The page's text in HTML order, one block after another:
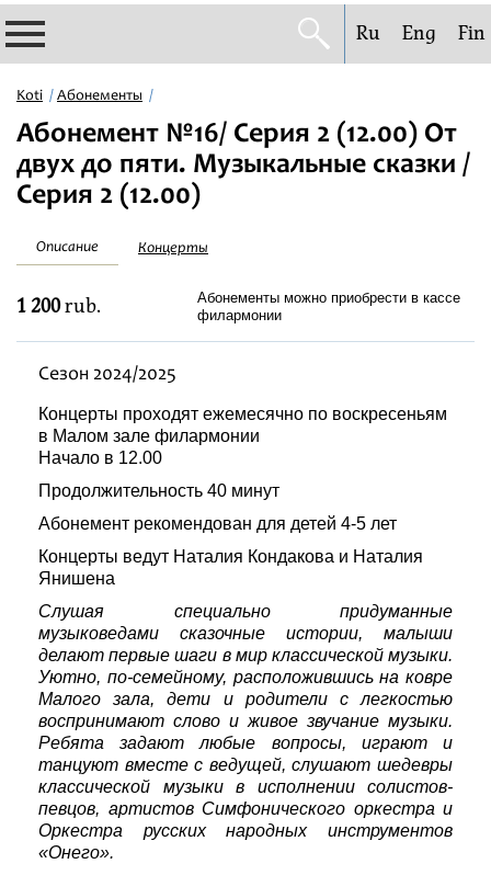
Filharmonia
Konserttikalenteri
Festivaalit
Ru Eng Fin
Koti Абонементы
Абонемент №16/ Серия 2 (12.00) От
двух до пяти. Музыкальные сказки /
Серия 2 (12.00)
Описание Концерты
1 200rub.
Абонементы можно приобрести в кассе
филармонии
Сезон 2024/2025
Концерты проходят ежемесячно по воскресеньям
в Малом зале филармонии
Начало в 12.00
Продолжительность 40 минут
Абонемент рекомендован для детей 4-5 лет
Концерты ведут Наталия Кондакова и Наталия
Янишена
Слушая специально придуманные
музыковедами сказочные истории, малыши
делают первые шаги в мир классической музыки.
Уютно, по-семейному, расположившись на ковре
Малого зала, дети и родители с легкостью
воспринимают слово и живое звучание музыки.
Ребята задают любые вопросы, играют и
танцуют вместе с ведущей, слушают шедевры
классической музыки в исполнении солистов-
певцов, артистов Симфонического оркестра и
Оркестра русских народных инструментов
«Онего».